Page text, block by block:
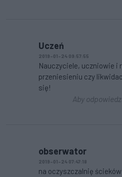
Uczeń
2019-01-24 09:57:55
Nauczyciele, uczniowie i
przeniesieniu czy
się!
Aby
obserwator
2019-01-24 07:47:18
na oczyszczalnię